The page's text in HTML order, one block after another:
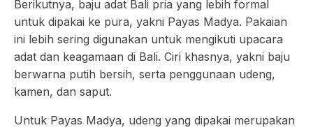
Berikutnya, baju adat Bali pria yang lebih formal
untuk dipakai ke pura, yakni Payas Madya. Pakaian
ini lebih sering digunakan untuk mengikuti upacara
adat dan keagamaan di Bali. Ciri khasnya, yakni baju
berwarna putih bersih, serta penggunaan udeng,
kamen, dan saput.
Untuk Payas Madya, udeng yang dipakai merupakan